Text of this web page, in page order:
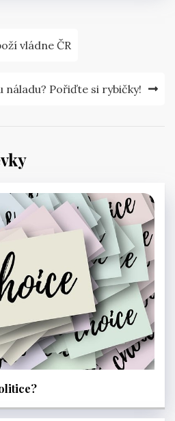
vládne ČR
náladu? Pořiďte si rybičky!